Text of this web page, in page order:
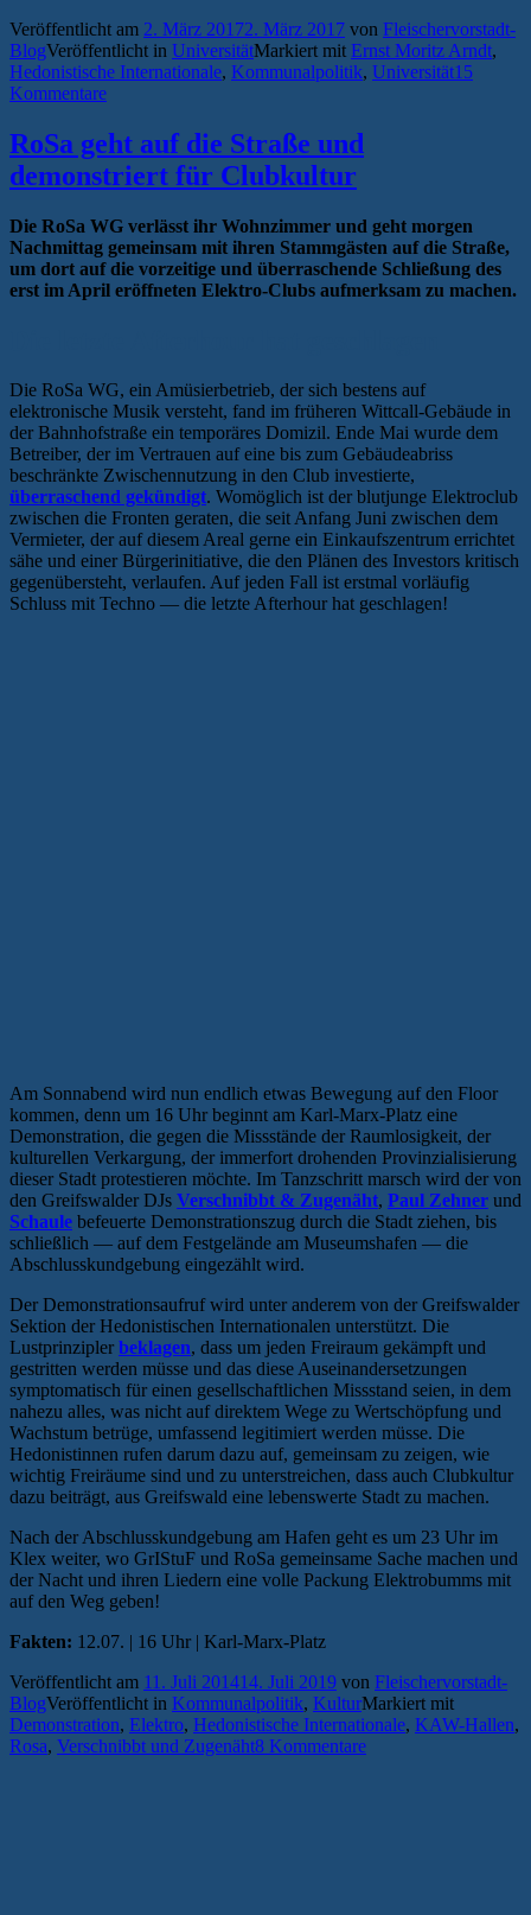
„Den
Mythos
Arndt
platzen
Veröffentlicht am 2. März 20172. März 2017 von Fleischervorstadt-
BlogVeröffentlicht in UniversitätMarkiert mit Ernst Moritz Arndt,
Hedonistische Internationale, Kommunalpolitik, Universität15
Kommentare
RoSa geht auf die Straße und
demonstriert für Clubkultur
Die RoSa WG verlässt ihr Wohnzimmer und geht morgen
Nachmittag gemeinsam mit ihren Stammgästen auf die Straße,
um dort auf die vorzeitige und überraschende Schließung des
erst im April eröffneten Elektro-Clubs aufmerksam zu machen.
Die RoSa WG, ein Amüsierbetrieb, der sich bestens auf
elektronische Musik versteht, fand im früheren Wittcall-Gebäude in
der Bahnhofstraße ein temporäres Domizil. Ende Mai wurde dem
Betreiber, der im Vertrauen auf eine bis zum Gebäudeabriss
beschränkte Zwischennutzung in den Club investierte,
überraschend gekündigt. Womöglich ist der blutjunge Elektroclub
zwischen die Fronten geraten, die seit Anfang Juni zwischen dem
Vermieter, der auf diesem Areal gerne ein Einkaufszentrum errichtet
sähe und einer Bürgerinitiative, die den Plänen des Investors kritisch
gegenübersteht, verlaufen. Auf jeden Fall ist erstmal vorläufig
Schluss mit Techno — die letzte Afterhour hat geschlagen!
Am Sonnabend wird nun endlich etwas Bewegung auf den Floor
kommen, denn um 16 Uhr beginnt am Karl-Marx-Platz eine
Demonstration, die gegen die Missstände der Raumlosigkeit, der
kulturellen Verkargung, der immerfort drohenden Provinzialisierung
dieser Stadt protestieren möchte. Im Tanzschritt marsch wird der von
den Greifswalder DJs Verschnibbt & Zugenäht, Paul Zehner und
Schaule befeuerte Demonstrationszug durch die Stadt ziehen, bis
schließlich — auf dem Festgelände am Museumshafen — die
Abschlusskundgebung eingezählt wird.
Der Demonstrationsaufruf wird unter anderem von der Greifswalder
Sektion der Hedonistischen Internationalen unterstützt. Die
Lustprinzipler beklagen, dass um jeden Freiraum gekämpft und
gestritten werden müsse und das diese Auseinandersetzungen
symptomatisch für einen gesellschaftlichen Missstand seien, in dem
nahezu alles, was nicht auf direktem Wege zu Wertschöpfung und
Wachstum betrüge, umfassend legitimiert werden müsse. Die
Hedonistinnen rufen darum dazu auf, gemeinsam zu zeigen, wie
wichtig Freiräume sind und zu unterstreichen, dass auch Clubkultur
dazu beiträgt, aus Greifswald eine lebenswerte Stadt zu machen.
Nach der Abschlusskundgebung am Hafen geht es um 23 Uhr im
Klex weiter, wo GrIStuF und RoSa gemeinsame Sache machen und
der Nacht und ihren Liedern eine volle Packung Elektrobumms mit
auf den Weg geben!
Fakten: 12.07. | 16 Uhr | Karl-Marx-Platz
Veröffentlicht am 11. Juli 201414. Juli 2019 von Fleischervorstadt-
BlogVeröffentlicht in Kommunalpolitik, KulturMarkiert mit
Demonstration, Elektro, Hedonistische Internationale, KAW-Hallen,
Rosa, Verschnibbt und Zugenäht8 Kommentare